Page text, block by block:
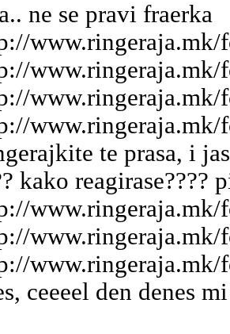
ne se pravi fraerka
te prasa, i
kako reagirase????
ceeeel den denes